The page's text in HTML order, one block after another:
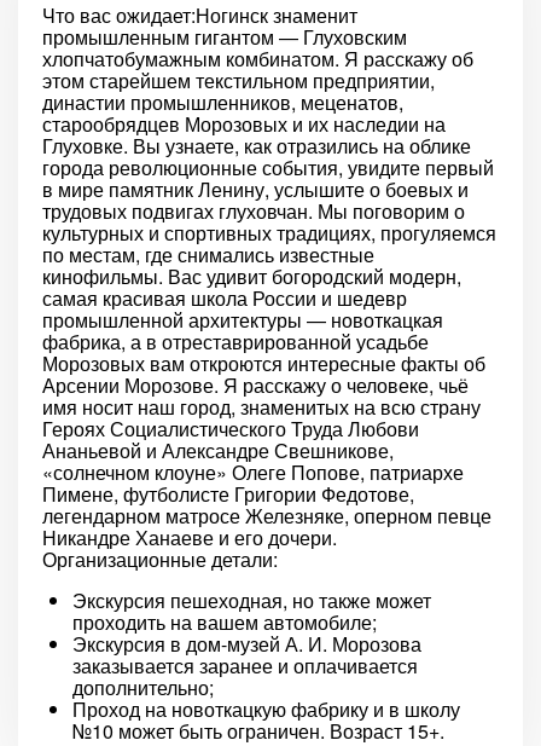
Что вас ожидает:Ногинск знаменит
промышленным гигантом — Глуховским
хлопчатобумажным комбинатом. Я расскажу об
этом старейшем текстильном предприятии,
династии промышленников, меценатов,
старообрядцев Морозовых и их наследии на
Глуховке. Вы узнаете, как отразились на облике
города революционные события, увидите первый
в мире памятник Ленину, услышите о боевых и
трудовых подвигах глуховчан. Мы поговорим о
культурных и спортивных традициях, прогуляемся
по местам, где снимались известные
кинофильмы. Вас удивит богородский модерн,
самая красивая школа России и шедевр
промышленной архитектуры — новоткацкая
фабрика, а в отреставрированной усадьбе
Морозовых вам откроются интересные факты об
Арсении Морозове. Я расскажу о человеке, чьё
имя носит наш город, знаменитых на всю страну
Героях Социалистического Труда Любови
Ананьевой и Александре Свешникове,
«солнечном клоуне» Олеге Попове, патриархе
Пимене, футболисте Григории Федотове,
легендарном матросе Железняке, оперном певце
Никандре Ханаеве и его дочери.
Организационные детали:
Экскурсия пешеходная, но также может
проходить на вашем автомобиле;
Экскурсия в дом-музей А. И. Морозова
заказывается заранее и оплачивается
дополнительно;
Проход на новоткацкую фабрику и в школу
№10 может быть ограничен. Возраст 15+.